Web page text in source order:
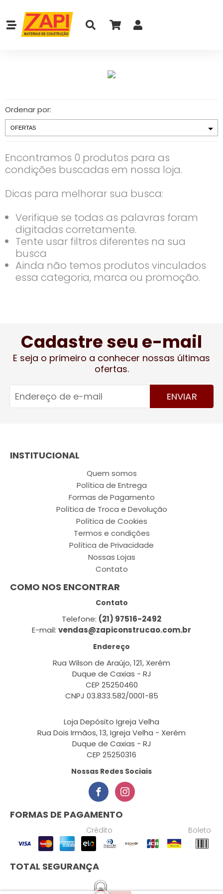
Ordenar por:
Encontramos 0 produtos para as
condições buscadas em nossa loja.
Dicas para melhorar sua busca:
Verifique se todas as palavras foram
digitadas corretamente.
Tente usar filtros diferentes na sua
busca
Ainda não temos produtos vinculados
essa categoria, marca ou promoção.
Cadastre seu e-mail
E seja o primeiro a conhecer nossas últimas
ofertas.
ENVIAR
INSTITUCIONAL
Quem somos
Política de Entrega
Formas de Pagamento
Política de Troca e Devolução
Política de Cookies
Termos e condições
Política de Privacidade
Nossas Lojas
Contato
COMO NOS ENCONTRAR
Contato
Telefone: (21) 97516-2492
E-mail: vendas@zapiconstrucao.com.br
Endereço
Rua Wilson de Araújo, 121, Xerém
Duque de Caxias - RJ
CEP 25250460
CNPJ 03.833.582/0001-85
Loja Depósito Igreja Velha
Rua Dois Irmãos, 13, Igreja Velha - Xerém
Duque de Caxias - RJ
CEP 25250316
Nossas Redes Sociais
FORMAS DE PAGAMENTO
Crédito Boleto
TOTAL SEGURANÇA